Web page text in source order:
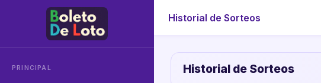
PRINCIPAL
Historial de Sorteos
Historial de Sorteos